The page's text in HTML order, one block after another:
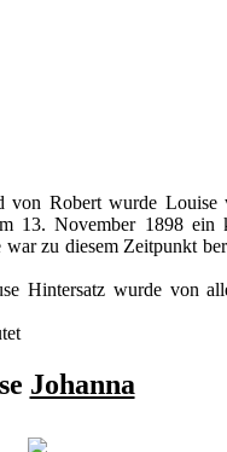
von Robert wurde Louise
13. November 1898 ein
zu diesem Zeitpunkt
Hintersatz wurde von
Johanna